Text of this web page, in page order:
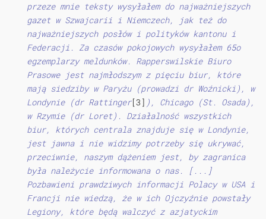
przeze mnie teksty wysyłałem do najważniejszych
gazet w Szwajcarii i Niemczech, jak też do
najważniejszych posłów i polityków kantonu i
Federacji. Za czasów pokojowych wysyłałem 65o
egzemplarzy meldunków. Rapperswilskie Biuro
Prasowe jest najmłodszym z pięciu biur, które
mają siedziby w Paryżu (prowadzi dr Woźnicki), w
Londynie (dr Rattinger[3] ), Chicago (St. Osada),
w Rzymie (dr Loret). Działalność wszystkich
biur, których centrala znajduje się w Londynie,
jest jawna i nie widzimy potrzeby się ukrywać,
przeciwnie, naszym dążeniem jest, by zagranica
była należycie informowana o nas. [...]
Pozbawieni prawdziwych informacji Polacy w USA i
Francji nie wiedzą, że w ich Ojczyźnie powstały
Legiony, które będą walczyć z azjatyckim